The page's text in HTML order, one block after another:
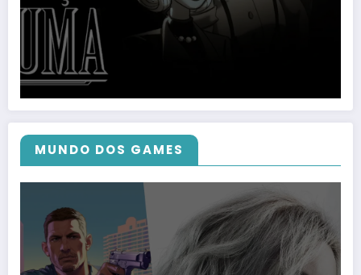
MUNDO DOS GAMES